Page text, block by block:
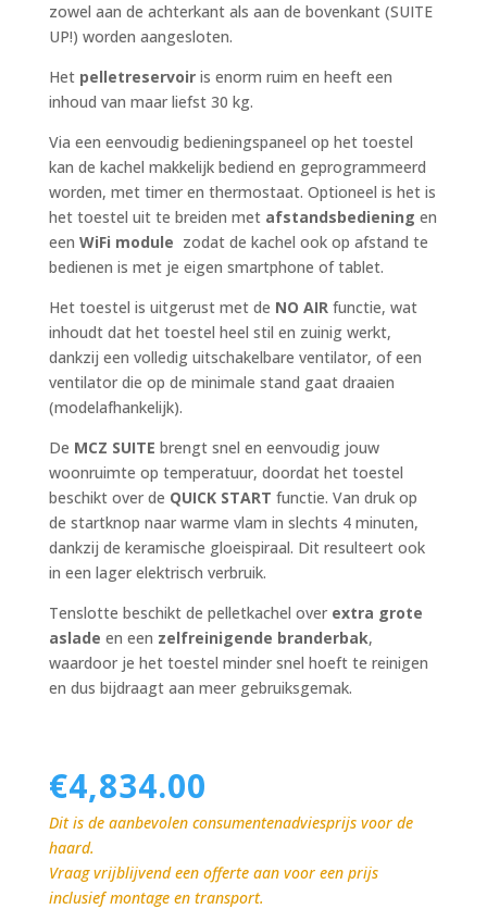
zowel aan de achterkant als aan de bovenkant (SUITE
UP!) worden aangesloten.
Het pelletreservoiris enorm ruim en heeft een
inhoud van maar liefst 30 kg.
Via een eenvoudig bedieningspaneel op het toestel
kan de kachel makkelijk bediend en geprogrammeerd
worden, met timer en thermostaat. Optioneel is het is
het toestel uit te breiden met afstandsbediening en
een WiFi module zodat de kachel ook op afstand te
bedienen is met je eigen smartphone of tablet.
Het toestel is uitgerust met de NO AIRfunctie, wat
inhoudt dat het toestel heel stil en zuinig werkt,
dankzij een volledig uitschakelbare ventilator, of een
ventilator die op de minimale stand gaat draaien
(modelafhankelijk).
De MCZ SUITE brengt snel en eenvoudig jouw
woonruimte op temperatuur, doordat het toestel
beschikt over de QUICK START functie. Van druk op
de startknop naar warme vlam in slechts 4 minuten,
dankzij de keramische gloeispiraal. Dit resulteert ook
in een lager elektrisch verbruik.
Tenslotte beschikt de pelletkachel over extra grote
aslade en een zelfreinigende branderbak,
waardoor je het toestel minder snel hoeft te reinigen
en dus bijdraagt aan meer gebruiksgemak.
€4,834.00
Dit is de aanbevolen consumentenadviesprijs voor de
haard.
Vraag vrijblijvend een offerte aan voor een prijs
inclusief montage en transport.